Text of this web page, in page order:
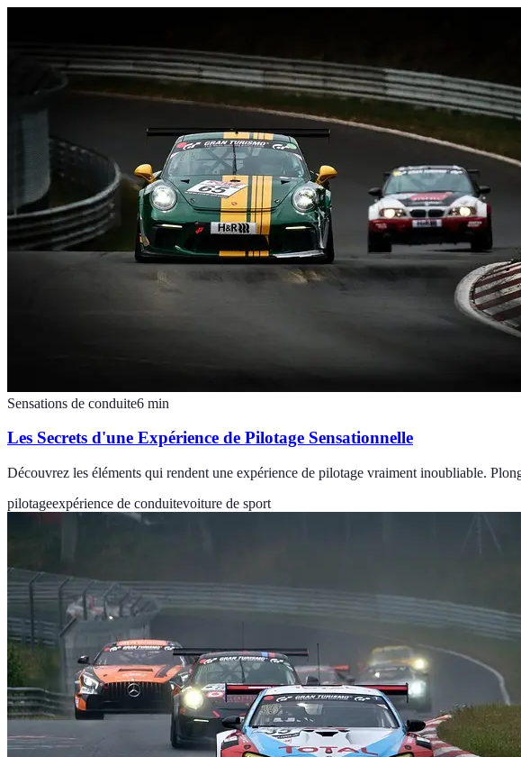
Sensations de conduite6 min
Les Secrets d'une Expérience de Pilotage Sensationnelle
Découvrez les éléments qui rendent une expérience de pilotage vraiment inoubliable.
pilotageexpérience de conduitevoiture de sport